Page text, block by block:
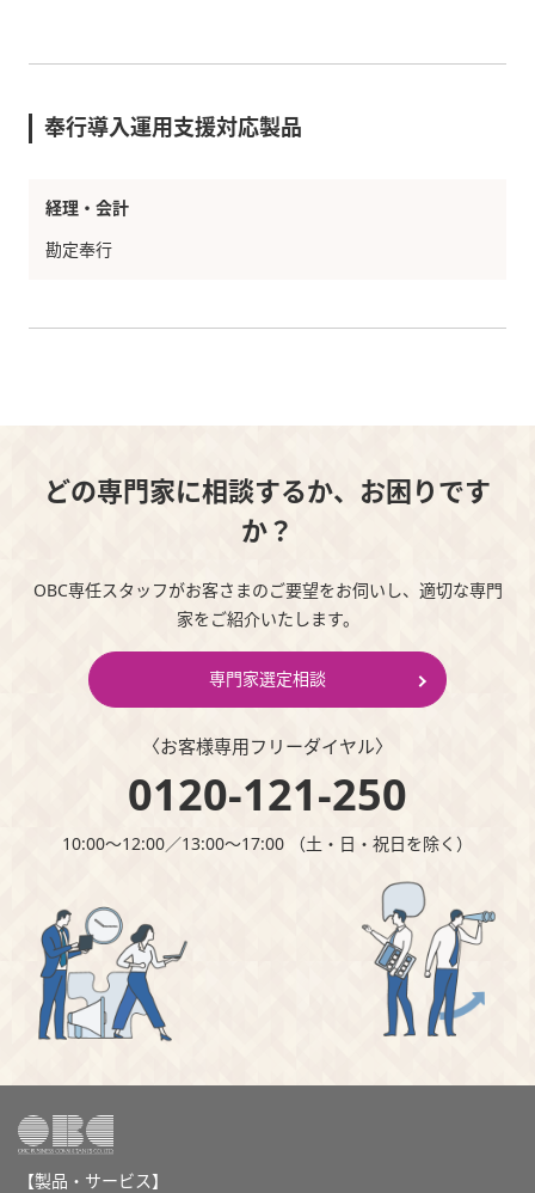
奉行導入運用支援対応製品
経理・会計
勘定奉行
どの専門家に相談するか、お困りです
か？
OBC専任スタッフがお客さまのご要望をお伺いし、適切な専門
家をご紹介いたします。
専門家選定相談
〈お客様専⽤フリーダイヤル〉
0120-121-250
10:00～12:00∕13:00～17:00 （⼟・⽇・祝⽇を除く）
【製品・サービス】